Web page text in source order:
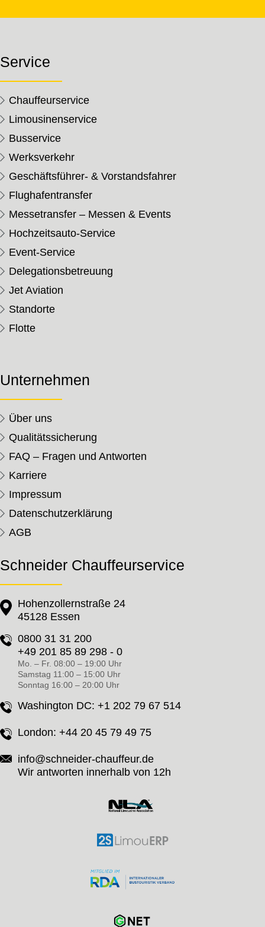
Service
Chauffeurservice
Limousinenservice
Busservice
Werksverkehr
Geschäftsführer- & Vorstandsfahrer
Flughafentransfer
Messetransfer – Messen & Events
Hochzeitsauto-Service
Event-Service
Delegationsbetreuung
Jet Aviation
Standorte
Flotte
Unternehmen
Über uns
Qualitätssicherung
FAQ – Fragen und Antworten
Karriere
Impressum
Datenschutzerklärung
AGB
Schneider Chauffeurservice
Hohenzollernstraße 24
45128 Essen
0800 31 31 200
+49 201 85 89 298 - 0
Mo. – Fr. 08:00 – 19:00 Uhr
Samstag 11:00 – 15:00 Uhr
Sonntag 16:00 – 20:00 Uhr
Washington DC: +1 202 79 67 514
London: +44 20 45 79 49 75
info@schneider-chauffeur.de
Wir antworten innerhalb von 12h